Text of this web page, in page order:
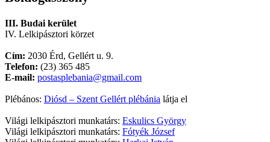
III. Budai kerület
IV. Lelkipásztori körzet
Cím: 2030 Érd, Gellért u. 9.
Telefon: (23) 365 485
E-mail: postasplebania@gmail.com
Plébános: Diósd – Szent Gellért plébánia látja el
Világi lelkipásztori munkatárs: Eskulics György
Világi lelkipásztori munkatárs: Fótyék József